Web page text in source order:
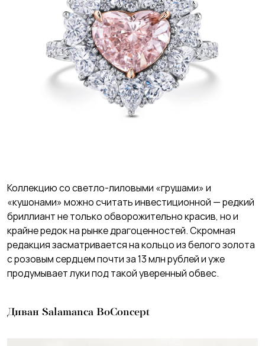
Коллекцию со светло-лиловыми «грушами» и
«кушонами» можно считать инвестиционной — редкий
бриллиант не только обворожительно красив, но и
крайне редок на рынке драгоценностей. Скромная
редакция засматривается на кольцо из белого золота
с розовым сердцем почти за 13 млн рублей и уже
продумывает луки под такой уверенный обвес.
Диван Salamanca BoConcept